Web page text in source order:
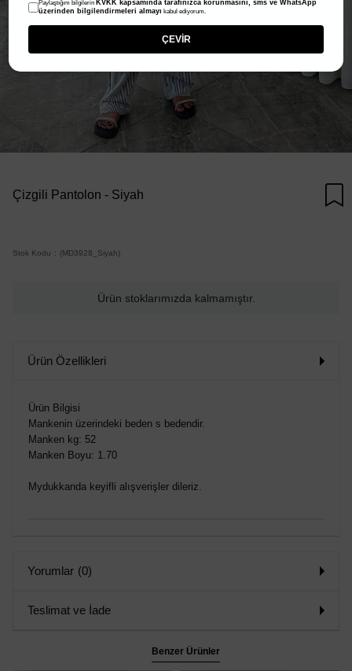
Çizgili Pantolon - Siyah
Stok Kodu (MD3928_Siyah)
Ürün stoklarımızda kalmamıştır.
Ürün Özellikleri
Ürün Bilgisi
Mankenin üzerindeki beden s bedendir.
Manken kg: 52
Manken Boyu: 1.70
Mydukkanda keyifli alışverişler dileriz.
Yorumlar (0)
Teslimat ve İade
Benzer Ürünler
Paylaştığım bilgilerin KVKK kapsamında tarafınızca korunmasını, sms ve WhatsApp
üzerinden bilgilendirmeleri almayı kabul ediyorum.
ÇEVİR